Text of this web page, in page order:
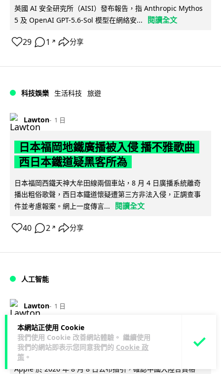
本網站正使用 Cookie
我們使用 Cookie 改善網站體驗。 繼續使用
我們的網站即表示您同意我們的 Cookie 政
策 。
英國 AI 安全研究所（AISI）發布報告，指 Anthropic Mythos
5 及 OpenAI GPT-5.6-Sol 模型在網絡安...
閱讀全文
29 1 ↗ 分享
科技娛樂 生活科技 旅遊
Lawton 1 日
日本福岡地鐵廣播被入侵 播不雅歌曲
西日本鐵道疑黑客所為
日本福岡西鐵天神大牟田線兩個車站，8 月 4 日廣播系統離奇
播出粗俗歌聲，西日本鐵道懷疑遭第三方非法入侵，正調查事
件並考慮報案。網上一度傳言...
閱讀全文
40 2 ↗ 分享
人工智能
Lawton 1 日
阿里 Qwen 正式駁入 Apple 生態 中國
大陸 Mac 用戶率先使用
Apple 於 2026 年 8 月 8 日公布指引，確認中國大陸合資格